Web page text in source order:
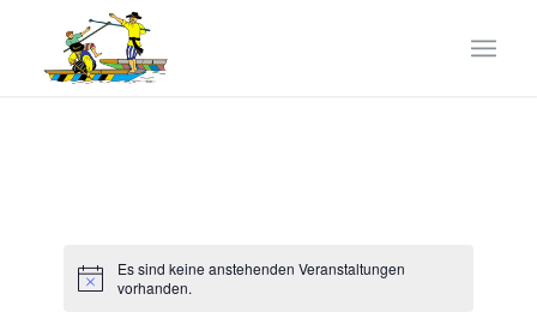
Es sind keine anstehenden Veranstaltungen
vorhanden.